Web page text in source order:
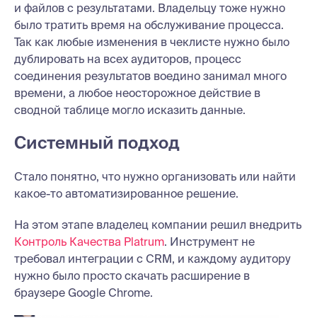
и файлов с результатами. Владельцу тоже нужно
было тратить время на обслуживание процесса.
Так как любые изменения в чеклисте нужно было
дублировать на всех аудиторов, процесс
соединения результатов воедино занимал много
времени, а любое неосторожное действие в
сводной таблице могло исказить данные.
Системный подход
Стало понятно, что нужно организовать или найти
какое-то автоматизированное решение.
На этом этапе владелец компании решил внедрить
Контроль Качества Platrum. Инструмент не
требовал интеграции с CRM, и каждому аудитору
нужно было просто скачать расширение в
браузере Google Chrome.